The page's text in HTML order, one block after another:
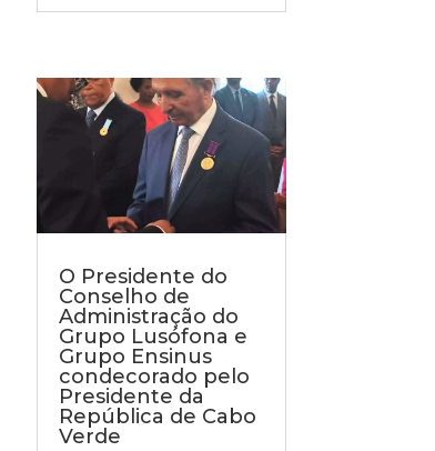
O Presidente do
Conselho de
Administração do
Grupo Lusófona e
Grupo Ensinus
condecorado pelo
Presidente da
República de Cabo
Verde